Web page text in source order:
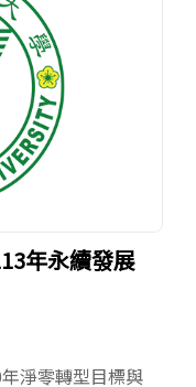
年永續發展
淨零轉型目標與